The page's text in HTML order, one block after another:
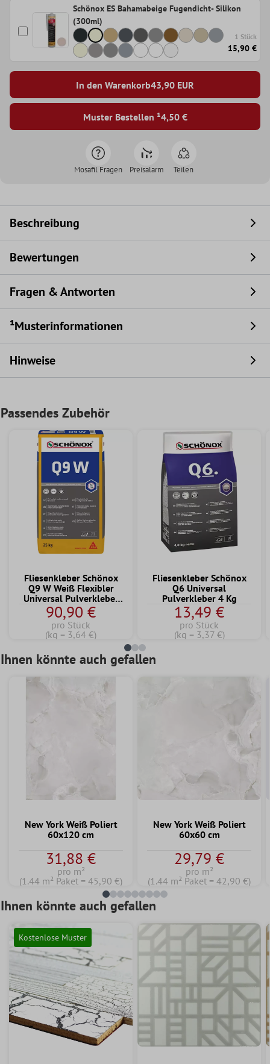
Schönox ES Bahamabeige Fugendicht- Silikon
(300ml)
1 Stück
15,90 €
In den Warenkorb43,90 EUR
Muster Bestellen ¹4,50 €
Mosafil Fragen Preisalarm Teilen
Beschreibung
Bewertungen
Fragen & Antworten
¹Musterinformationen
Hinweise
Passendes Zubehör
Fliesenkleber Schönox
Q9 W Weiß Flexibler
Universal Pulverkleber
25 KG
90,90 €
pro Stück
(kg = 3,64 €)
Fliesenkleber Schönox
Q6 Universal
Pulverkleber 4 Kg
13,49 €
pro Stück
(kg = 3,37 €)
Ihnen könnte auch gefallen
New York Weiß Poliert
60x120 cm
31,88 €
pro m²
(1.44 m² Paket = 45,90 €)
New York Weiß Poliert
60x60 cm
29,79 €
pro m²
(1.44 m² Paket = 42,90 €)
Ihnen könnte auch gefallen
Kostenlose Muster